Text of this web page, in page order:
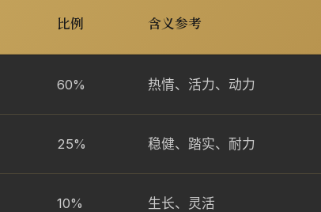
比例 含义参考
60% 热情、活力、动力
25% 稳健、踏实、耐力
10% 生长、灵活